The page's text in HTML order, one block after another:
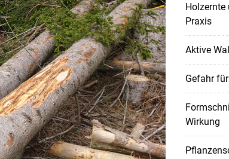
Holzernte
Praxis
Aktive
Gefahr
Wirkung